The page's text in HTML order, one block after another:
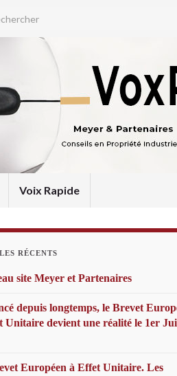
for:
Voix Rapide
RÉCENTS
site Meyer et Partenaires
depuis longtemps, le Brevet
Unitaire devient une réalité le 1er
Européen à Effet Unitaire. Les